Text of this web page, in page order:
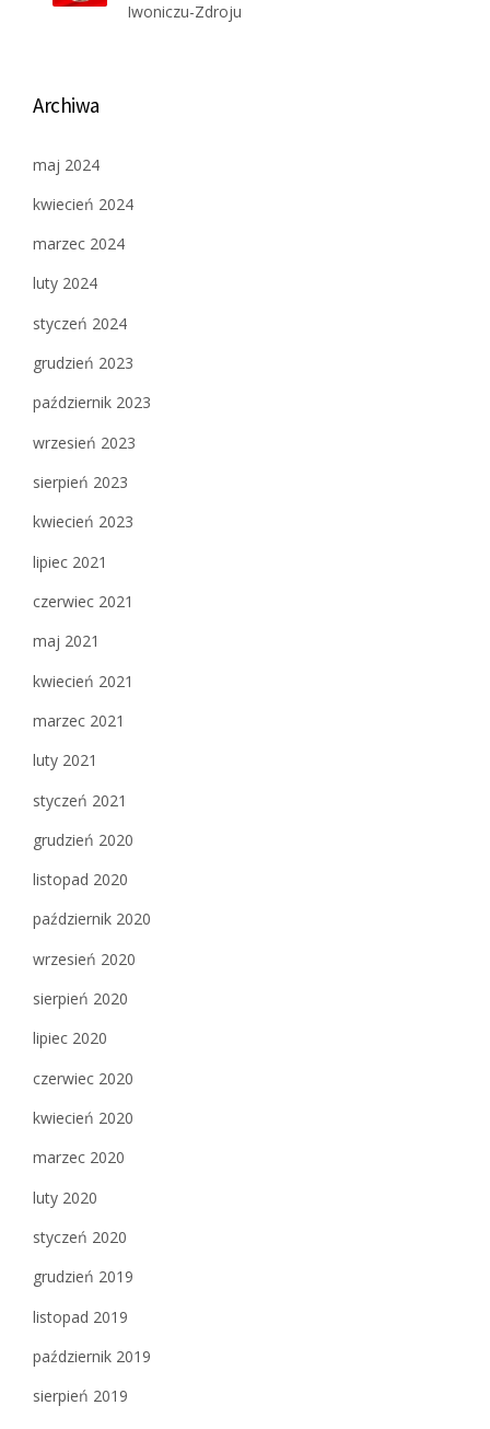
Iwoniczu-Zdroju
Archiwa
maj 2024
kwiecień 2024
marzec 2024
luty 2024
styczeń 2024
grudzień 2023
październik 2023
wrzesień 2023
sierpień 2023
kwiecień 2023
lipiec 2021
czerwiec 2021
maj 2021
kwiecień 2021
marzec 2021
luty 2021
styczeń 2021
grudzień 2020
listopad 2020
październik 2020
wrzesień 2020
sierpień 2020
lipiec 2020
czerwiec 2020
kwiecień 2020
marzec 2020
luty 2020
styczeń 2020
grudzień 2019
listopad 2019
październik 2019
sierpień 2019